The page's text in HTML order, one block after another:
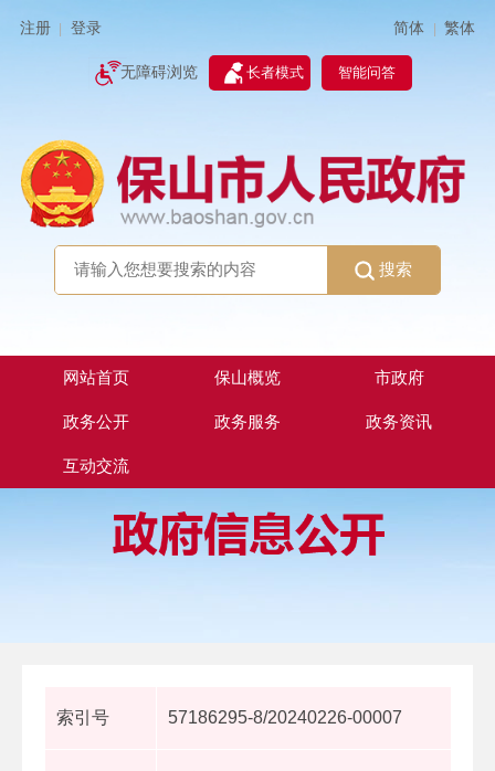
注册 登录 简体 | 繁体
无障碍浏览 长者模式 智能问答
搜索
网站首页 保山概览 市政府
政务公开 政务服务 政务资讯
互动交流
索引号 57186295-8/20240226-00007